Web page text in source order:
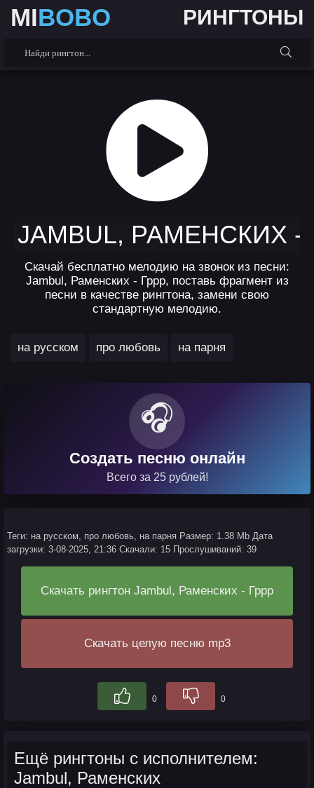
MIBOBO РИНГТОНЫ
JAMBUL, РАМЕНСКИХ -
Скачай бесплатно мелодию на звонок из песни:
Jambul, Раменских - Гррр, поставь фрагмент из
песни в качестве рингтона, замени свою
стандартную мелодию.
на русском
про любовь
на парня
🎧
Создать песню онлайн
Всего за 25 рублей!
Теги: на русском, про любовь, на парня Размер: 1.38 Mb Дата
загрузки: 3-08-2025, 21:36 Скачали: 15 Прослушиваний: 39
Скачать рингтон Jambul, Раменских - Гррр
Скачать целую песню mp3
0 0
Ещё рингтоны с исполнителем:
Jambul, Раменских